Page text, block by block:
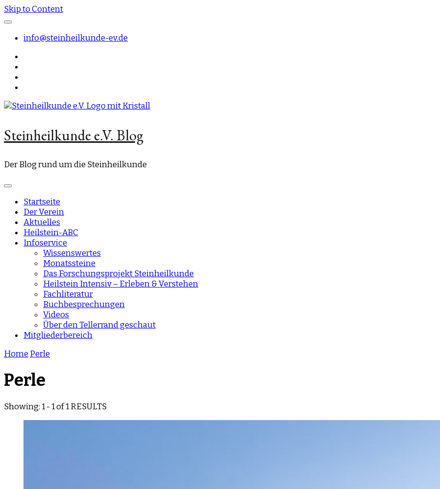
Skip to Content
info@steinheilkunde-ev.de
Steinheilkunde e.V. Blog
Der Blog rund um die Steinheilkunde
Startseite
Der Verein
Aktuelles
Heilstein-ABC
Infoservice
Wissenswertes
Monatssteine
Das Forschungsprojekt Steinheilkunde
Heilstein Intensiv – Erleben & Verstehen
Fachliteratur
Buchbesprechungen
Videos
Über den Tellerrand geschaut
Mitgliederbereich
Home Perle
Perle
Showing: 1 - 1 of 1 RESULTS